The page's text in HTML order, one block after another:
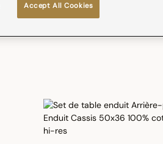
Accept All Cookies